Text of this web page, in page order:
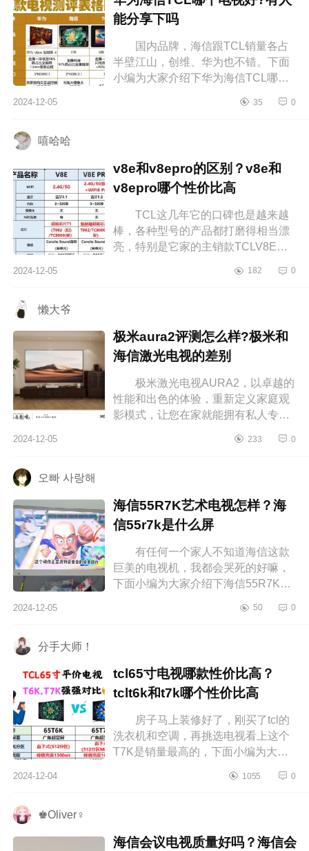
能分享下吗
国内品牌，海信跟TCL销量各占
半壁江山，创维、华为也不错。下面
小编为大家介绍下华为海信TCL哪个
TCL哪个电视好 一直想要一台颜
2024-12-05 35 0
嘻哈哈
v8e和v8epro的区别？v8e和
v8epro哪个性价比高
TCL这几年它的口碑也是越来越
棒，各种型号的产品都打磨得相当漂
亮，特别是它家的主销款TCLV8E，
下面小编为大家介绍下v8e和v8epro
2024-12-05 182 0
懒大爷
极米aura2评测怎么样?极米和
海信激光电视的差别
极米激光电视AURA2，以卓越的
性能和出色的体验，重新定义家庭观
影模式，让您在家就能拥有私人专属
极米aura2评测怎么样?极米和海信激
2024-12-05 233 0
오빠 사랑해
海信55R7K艺术电视怎样？海
信55r7k是什么屏
有任何一个家人不知道海信这款
巨美的电视机，我都会哭死的好嘛，
下面小编为大家介绍下海信55R7K艺
海信55R7K艺术电视怎样 海信艺
2024-12-05 50 0
分手大师！
tcl65寸电视哪款性价比高？
tclt6k和t7k哪个性价比高
房子马上装修好了，刚买了tcl的
洗衣机和空调，再挑选电视看上这个
T7K是销量最高的，下面小编为大家
tclt6k和t7k哪个性价比高 tcl65寸...
2024-12-04 1055 0
♚Oliver♀
海信会议电视质量好吗？海信会